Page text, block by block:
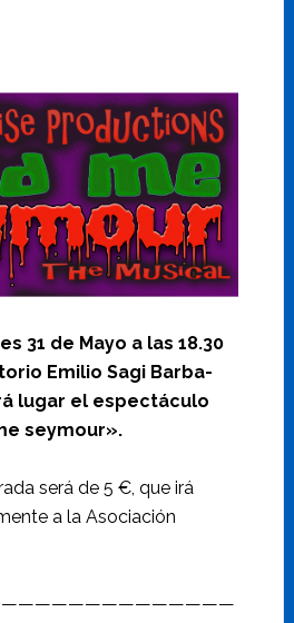
31 de Mayo a las 18.30
Emilio Sagi Barba-
lugar el espectáculo
seymour».
será de 5 €, que irá
a la Asociación